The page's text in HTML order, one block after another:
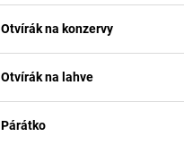
Otvírák na konzervy
Otvírák na lahve
Párátko